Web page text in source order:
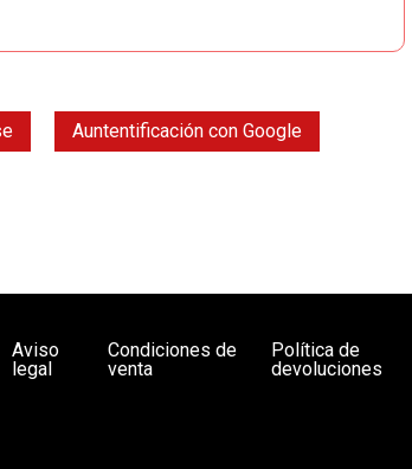
Auntentificación con Google
Aviso
legal
Condiciones de
venta
Política de
devoluciones